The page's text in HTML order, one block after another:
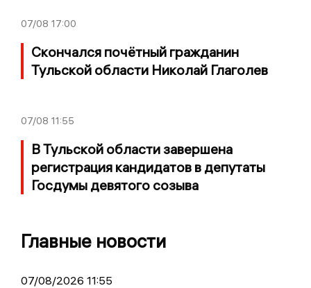
07/08 17:00
Скончался почётный гражданин
Тульской области Николай Глаголев
07/08 11:55
В Тульской области завершена
регистрация кандидатов в депутаты
Госдумы девятого созыва
Главные новости
07/08/2026 11:55